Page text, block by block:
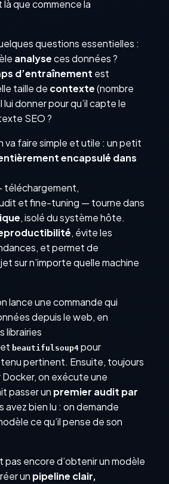
que commence la
questions essentielles :
analyseces données ?
d’entraînement est
taille de contexte(nombre
donner pour qu’il capte le
SEO ?
va faire simple et utile : un petit
encapsulé dans
téléchargement,
et fine-tuning — tourne dans
, isolé du système hôte.
, évite les
et permet de
sur n’importe quelle machine
lance une commande qui
depuis le web, en
librairies
et beautifulsoup4 pour
pertinent. Ensuite, toujours
on exécute une
passer un premier audit par
avez bien lu : on demande
ce qu’il pense de son
pas encore d’obtenir un modèle
un pipeline clair,